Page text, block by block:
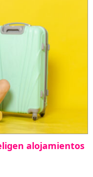
alojamientos